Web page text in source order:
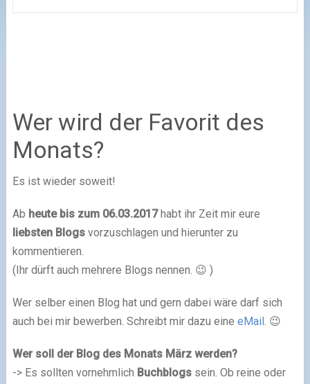
Wer wird der Favorit des
Monats?
Es ist wieder soweit!
Ab heutebis zum 06.03.2017habt ihr Zeit mir eure
liebsten Blogsvorzuschlagen und hierunter zu
kommentieren.
(Ihr dürft auch mehrere Blogs nennen. 😉 )
Wer selber einen Blog hat und gern dabei wäre darf sich
auch bei mir bewerben. Schreibt mir dazu eine eMail. 😉
Wer soll der Blog des Monats März werden?
-> Es sollten vornehmlich Buchblogssein. Ob reine oder